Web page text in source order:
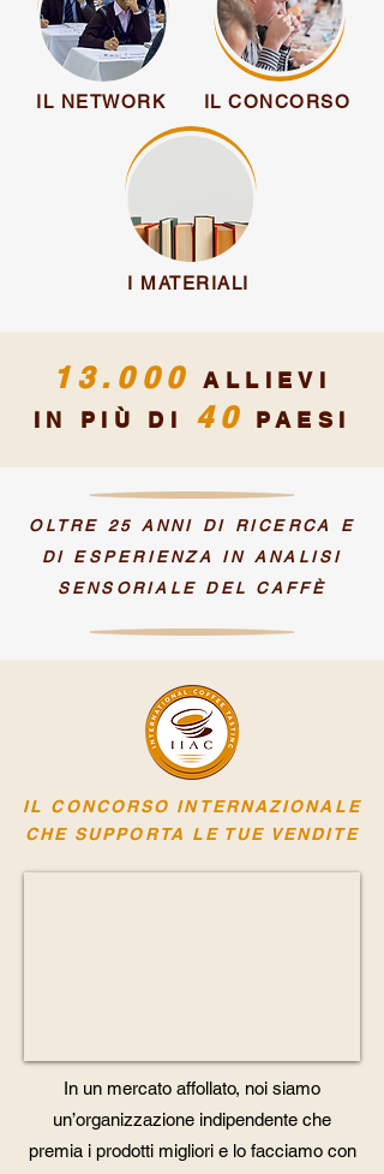
IL NETWORK IL CONCORSO
I MATERIALI
13.000
ALLIEVI
IN PIÙ DI 40 PAESI
OLTRE 25 ANNI DI RICERCA E
DI ESPERIENZA IN ANALISI
SENSORIALE DEL CAFFÈ
IL CONCORSO INTERNAZIONALE
CHE SUPPORTA LE TUE VENDITE
In un mercato affollato, noi siamo
un’organizzazione indipendente che
premia i prodotti migliori e lo facciamo con